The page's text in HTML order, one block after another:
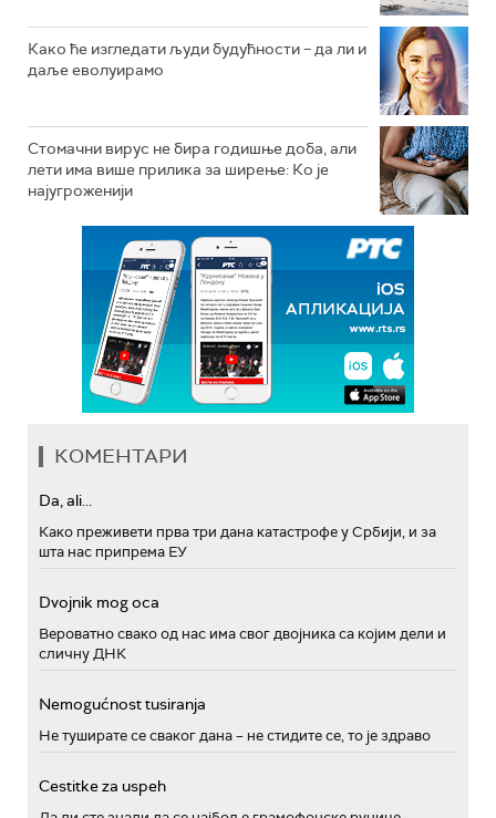
Како ће изгледати људи будућности – да ли и
даље еволуирамо
Стомачни вирус не бира годишње доба, али
лети има више прилика за ширење: Ко је
најугроженији
КОМЕНТАРИ
Da, ali...
Како преживети прва три дана катастрофе у Србији, и за
шта нас припрема ЕУ
Dvojnik mog oca
Вероватно свако од нас има свог двојника са којим дели и
сличну ДНК
Nemogućnost tusiranja
Не туширате се сваког дана – не стидите се, то је здраво
Cestitke za uspeh